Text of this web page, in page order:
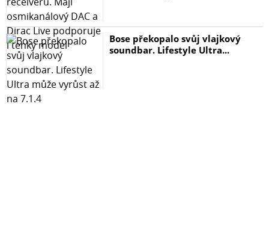
Bose překopalo svůj vlajkový
soundbar. Lifestyle Ultra...